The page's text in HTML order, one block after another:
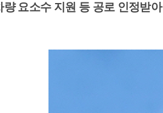
요소수 지원 등 공로 인정받아